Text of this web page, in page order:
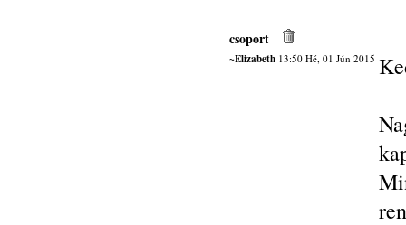
csoport
~Elizabeth13:50 Hé, 01 Jún 2015